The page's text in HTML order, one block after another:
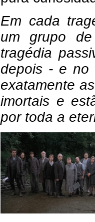
Em cada
um grupo
tragédia
depois - e no
exatamente
imortais e
por toda a